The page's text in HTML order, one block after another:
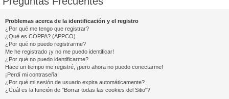
Problemas acerca de la identificación y el registro
¿Por qué me tengo que registrar?
¿Qué es COPPA? (APPCO)
¿Por qué no puedo registrarme?
Me he registrado ¡y no me puedo identificar!
¿Por qué no puedo identificarme?
Hace un tiempo me registré, ¡pero ahora no puedo conectarme!
¡Perdí mi contraseña!
¿Por qué mi sesión de usuario expira automáticamente?
¿Cuál es la función de "Borrar todas las cookies del Sitio"?